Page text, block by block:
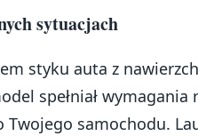
sytuacjach
styku auta z
spełniał wymagania
samochodu.